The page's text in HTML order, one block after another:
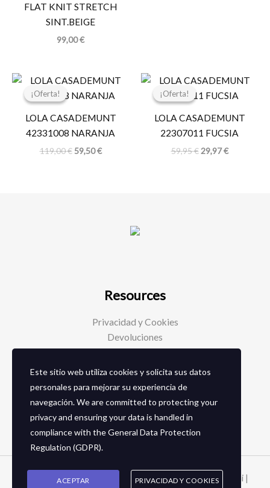
FLAT KNIT STRETCH
SINT.BEIGE
99,00€
¡Oferta!
¡Oferta!
LOLA CASADEMUNT
42331008 NARANJA
119,00€
El
original
119,00 €.
59,50€
El
actual
59,50 €.
¡Oferta!
¡Oferta!
LOLA CASADEMUNT
22307011 FUCSIA
59,95€
El
original
59,95 €.
29,97€
El
actual
29,97 €.
Resources
Privacidad y Cookies
Devoluciones
Social Media
Facebook
Instagram
Copyright © 2026 Zapaterias en granada - Calzados toñi |
Este sitio web utiliza cookies y solicita sus datos
personales para mejorar su experiencia de
navegación. We are committed to protecting your
privacy and ensuring your data is handled in
compliance with theGeneral Data Protection
Regulation (GDPR).
ACEPTAR PRIVACIDAD Y COOKIES